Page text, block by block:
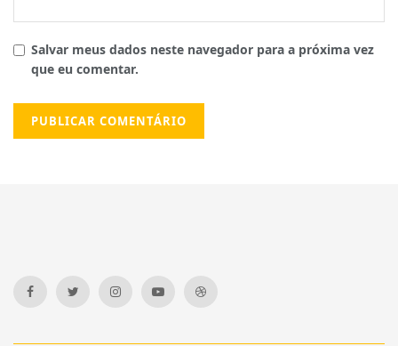
Salvar meus dados neste navegador para a próxima vez
que eu comentar.